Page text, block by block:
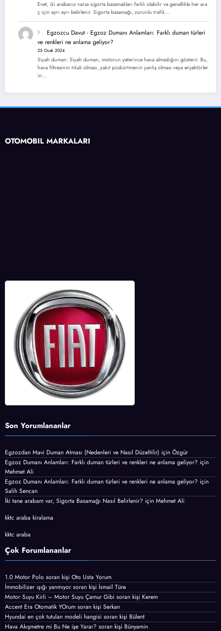
Evet, iki arabanız varsa sigorta basamakları farklı olabilir ve genellikle her ara
ç için ayrı ayrı belirlenir. Sigorta basamağı, zorunlu trafik…
Egzozcu Davut - Egzoz Dumanı Anlamları: Farklı duman türleri
ve renkleri ne anlama geliyor?
25 Ocak 2024
Siyah duman: Siyah duman, motorun yeterince hava almadığını gösterir. Bu,
hava filtresinin tıkalı olması, yakıt püskürtmenin yanlış olması veya enjektörler
in…
OTOMOBİL MARKALARI
Son Yorumlananlar
Egzozdan Mavi Duman Atması (Nedenleri ve Nasıl Düzeltilir) için Özgür
Egzoz Dumanı Anlamları: Farklı duman türleri ve renkleri ne anlama geliyor? için
Mehmet Ali
Egzoz Dumanı Anlamları: Farklı duman türleri ve renkleri ne anlama geliyor? için
Salih Sencan
İki tane arabam var, Sigorta Basamağı Nasıl Belirlenir? için Mehmet Ali
kktc araba kiralama
kktc araba
Çok Forumlananlar
1.0 Motor Polo soran kişi Oto Usta Yorum
İmmobilizer ışığı yanmıyor soran kişi İsmail Türe
Motor Suyu Kirli – Motor Suyu Çamur Gibi soran kişi Kerem
Accent Era Otomatik YOrum soran kişi Serkan
Hyundai en çok tutulan modeli hangisi soran kişi Bülent
Hava Akışmetre mi Bu Ne işe Yarar? soran kişi Bünyamin